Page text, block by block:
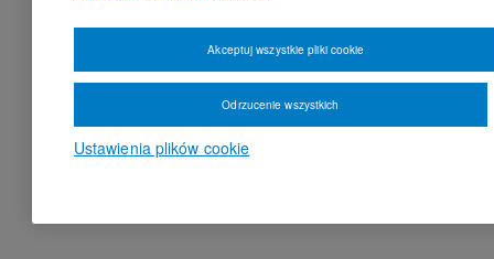
Ustawienia plików cookie
Odrzucenie wszystkich
Akceptuj wszystkie pliki cookie